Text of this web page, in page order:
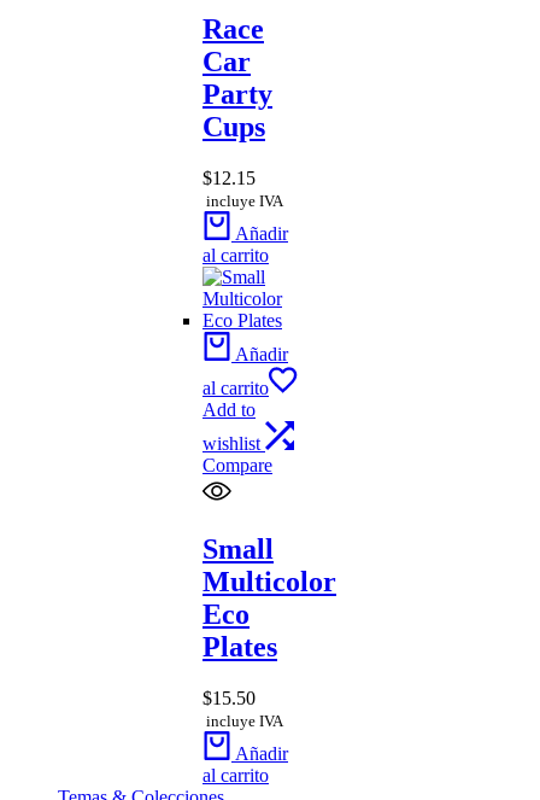
Race
Car
Party
Cups
$12.15
incluye IVA
Añadir
al carrito
Añadir
al carrito
Add to
wishlist
Compare
Small
Multicolor
Eco
Plates
$15.50
incluye IVA
Añadir
al carrito